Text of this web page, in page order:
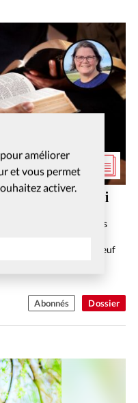
améliorer
et vous permet
activer.
Dossier
pour ceux qui
la façon dont nous
confiée à Israël, les
«Si tu rencontres le bœuf
Abonnés